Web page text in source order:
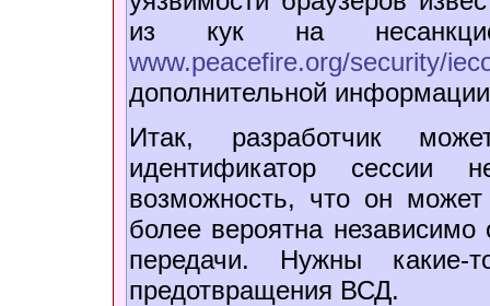
из кук на
www.peacefire.org/security/
дополнительной
Итак, разработчик
идентификатор
возможность, что он
более вероятна
передачи. Нужны какие-
предотвращения ВСД.